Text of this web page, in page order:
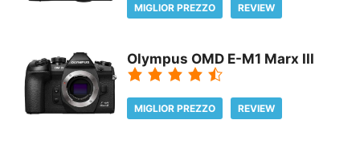
MIGLIOR PREZZO REVIEW
Olympus OMD E-M1 Marx III
MIGLIOR PREZZO REVIEW